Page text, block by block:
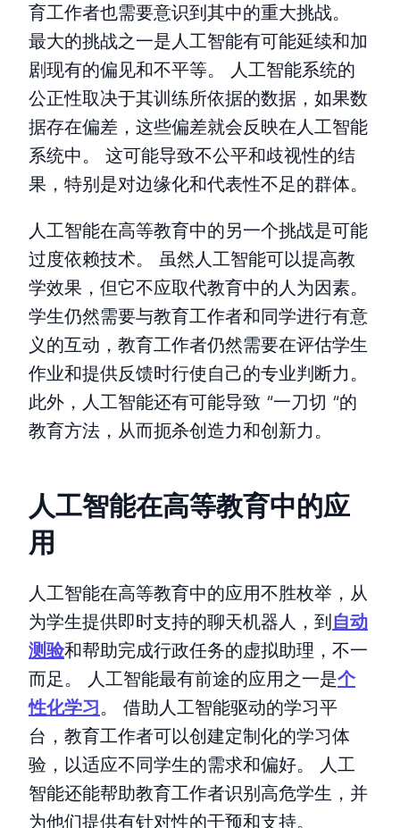
育工作者也需要意识到其中的重大挑战。
最大的挑战之一是人工智能有可能延续和加
剧现有的偏见和不平等。 人工智能系统的
公正性取决于其训练所依据的数据，如果数
据存在偏差，这些偏差就会反映在人工智能
系统中。 这可能导致不公平和歧视性的结
果，特别是对边缘化和代表性不足的群体。
人工智能在高等教育中的另一个挑战是可能
过度依赖技术。 虽然人工智能可以提高教
学效果，但它不应取代教育中的人为因素。
学生仍然需要与教育工作者和同学进行有意
义的互动，教育工作者仍然需要在评估学生
作业和提供反馈时行使自己的专业判断力。
此外，人工智能还有可能导致 “一刀切 “的
教育方法，从而扼杀创造力和创新力。
人工智能在高等教育中的应
用
人工智能在高等教育中的应用不胜枚举，从
为学生提供即时支持的聊天机器人，到自动
测验和帮助完成行政任务的虚拟助理，不一
而足。 人工智能最有前途的应用之一是个
性化学习。 借助人工智能驱动的学习平
台，教育工作者可以创建定制化的学习体
验，以适应不同学生的需求和偏好。 人工
智能还能帮助教育工作者识别高危学生，并
为他们提供有针对性的干预和支持。